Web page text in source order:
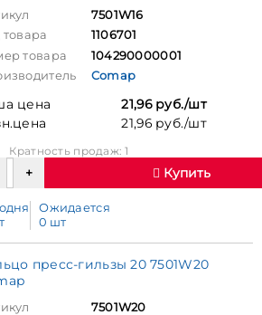
7501W16
товара
1106701
товара
104290000001
Comap
цена
21,96 руб./шт
21,96 руб./шт
Кратность продаж: 1
Купить
Ожидается
0 шт
пресс-гильзы 20 7501W20
7501W20